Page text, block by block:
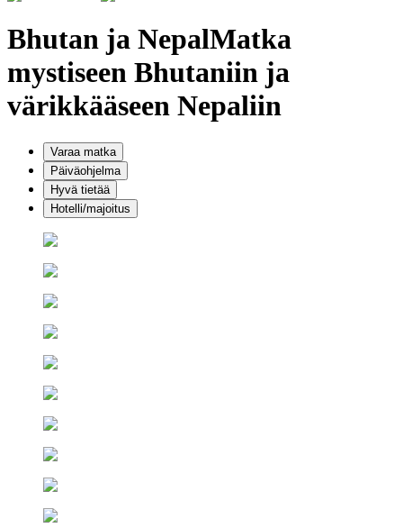
Bhutan ja NepalMatka
mystiseen Bhutaniin ja
värikkääseen Nepaliin
Varaa matka
Päiväohjelma
Hyvä tietää
Hotelli/majoitus